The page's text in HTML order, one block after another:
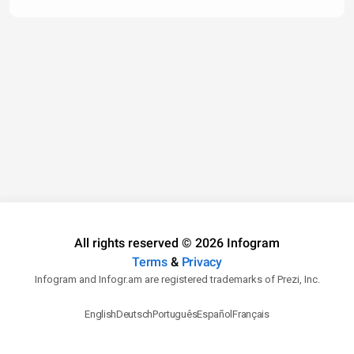
All rights reserved © 2026 Infogram
Terms& Privacy
Infogram and Infogr.am are registered trademarks of Prezi, Inc.
EnglishDeutschPortuguêsEspañolFrançais